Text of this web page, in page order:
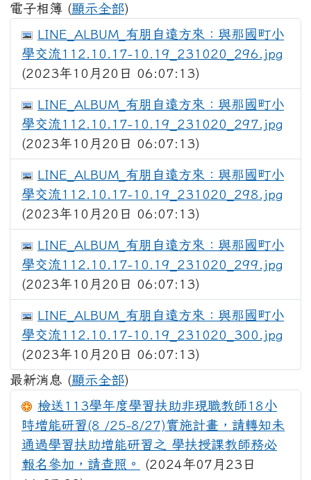
電子相簿 (顯示全部)
LINE_ALBUM_有朋自遠方來：與那國町小
學交流112.10.17-10.19_231020_296.jpg
(2023年10月20日 06:07:13)
LINE_ALBUM_有朋自遠方來：與那國町小
學交流112.10.17-10.19_231020_297.jpg
(2023年10月20日 06:07:13)
LINE_ALBUM_有朋自遠方來：與那國町小
學交流112.10.17-10.19_231020_298.jpg
(2023年10月20日 06:07:13)
LINE_ALBUM_有朋自遠方來：與那國町小
學交流112.10.17-10.19_231020_299.jpg
(2023年10月20日 06:07:13)
LINE_ALBUM_有朋自遠方來：與那國町小
學交流112.10.17-10.19_231020_300.jpg
(2023年10月20日 06:07:13)
最新消息 (顯示全部)
檢送113學年度學習扶助非現職教師18小
時增能研習(8 /25-8/27)實施計畫，請轉知未
通過學習扶助增能研習之 學扶授課教師務必
報名參加，請查照。
(2024年07月23日